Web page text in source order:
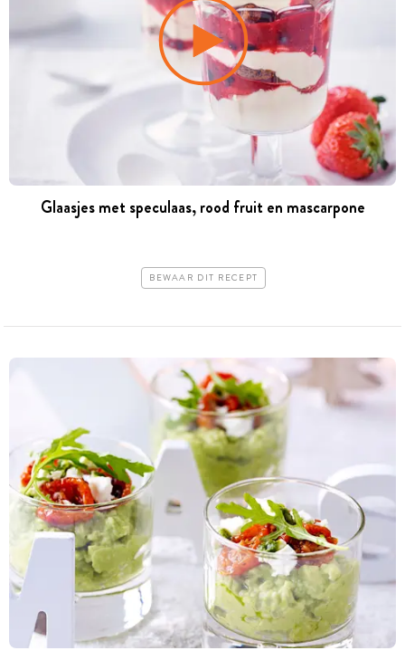
Glaasjes met speculaas, rood fruit en mascarpone
BEWAAR DIT RECEPT